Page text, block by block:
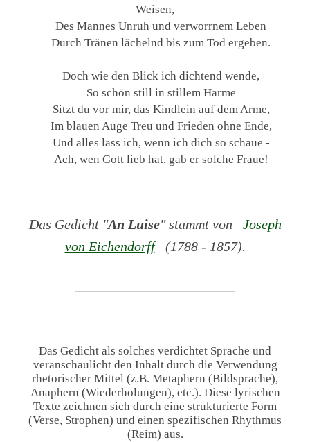
Weisen,
Des Mannes Unruh und verworrnem Leben
Durch Tränen lächelnd bis zum Tod ergeben.
Doch wie den Blick ich dichtend wende,
So schön still in stillem Harme
Sitzt du vor mir, das Kindlein auf dem Arme,
Im blauen Auge Treu und Frieden ohne Ende,
Und alles lass ich, wenn ich dich so schaue -
Ach, wen Gott lieb hat, gab er solche Fraue!
Das Gedicht "An Luise" stammt von
Joseph
von Eichendorff(1788 - 1857).
Das Gedicht als solches verdichtet Sprache und
veranschaulicht den Inhalt durch die Verwendung
rhetorischer Mittel (z.B. Metaphern (Bildsprache),
Anaphern (Wiederholungen), etc.). Diese lyrischen
Texte zeichnen sich durch eine strukturierte Form
(Verse, Strophen) und einen spezifischen Rhythmus
(Reim) aus.